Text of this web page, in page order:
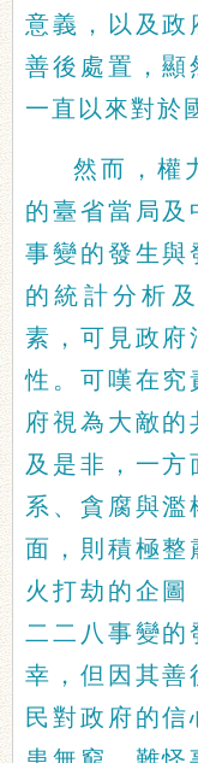
意義，以及政
善後處置，顯
一直以來對於
然而，權
的臺省當局及
事變的發生與
的統計分析
素，可見政府
性。可嘆在究
府視為大敵的
及是非，一
系、貪腐與
面，則積極整
火打劫的企圖
二二八事變的
幸，但因其善
民對政府的